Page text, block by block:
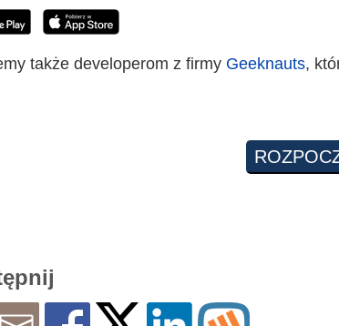
także developerom z firmy Geeknauts,